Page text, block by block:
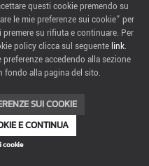
SpA All rights reserved
Rimini,
Reg. Imprese 00139440408, Capitale Sociale
questi cookie premendo su
le mie preferenze sui cookie” per
su rifiuta e continuare. Per
policy clicca sul seguente link.
accedendo alla sezione
fondo alla pagina del sito.
SUI COOKIE
E CONTINUA